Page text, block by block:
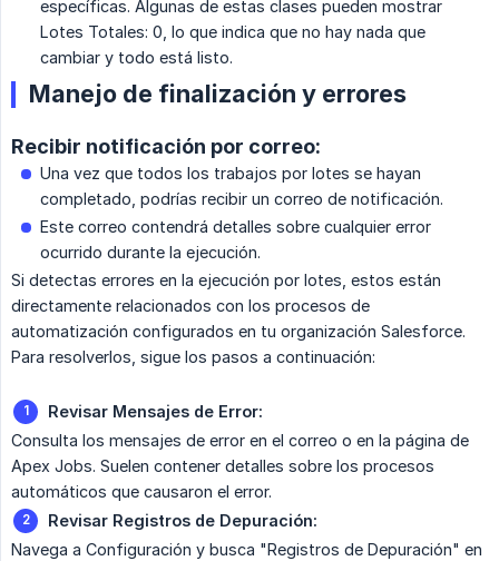
específicas. Algunas de estas clases pueden mostrar
Lotes Totales: 0, lo que indica que no hay nada que
cambiar y todo está listo.
Manejo de finalización y errores
Recibir notificación por correo:
Una vez que todos los trabajos por lotes se hayan
completado, podrías recibir un correo de notificación.
Este correo contendrá detalles sobre cualquier error
ocurrido durante la ejecución.
Si detectas errores en la ejecución por lotes, estos están
directamente relacionados con los procesos de
automatización configurados en tu organización Salesforce.
Para resolverlos, sigue los pasos a continuación:
Revisar Mensajes de Error:
Consulta los mensajes de error en el correo o en la página de
Apex Jobs. Suelen contener detalles sobre los procesos
automáticos que causaron el error.
Revisar Registros de Depuración:
Navega a Configuración y busca "Registros de Depuración" en